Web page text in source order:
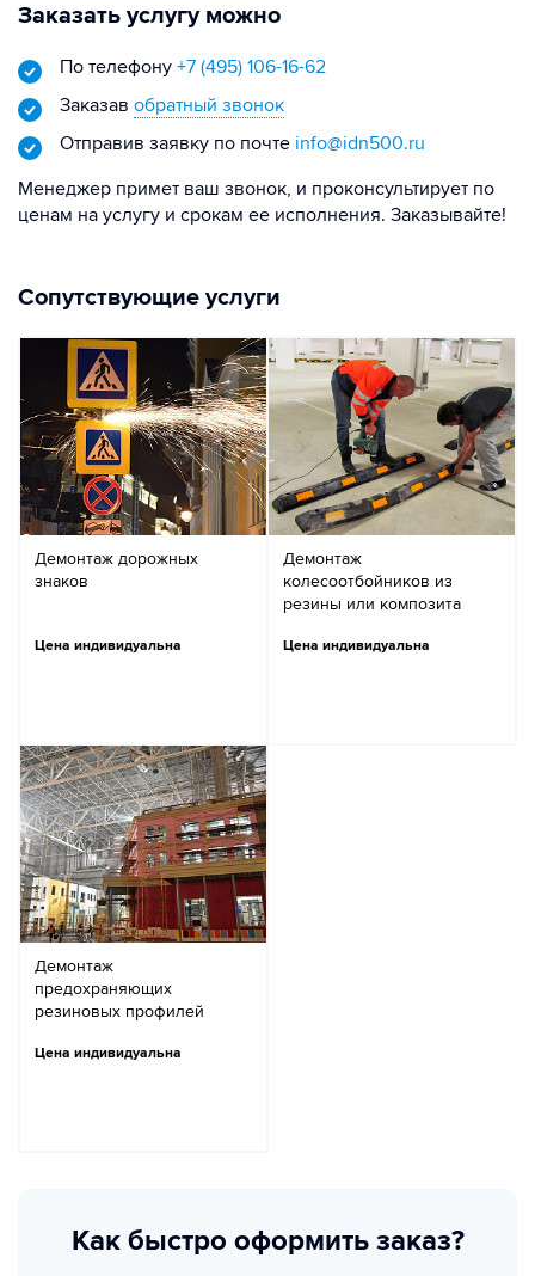
Заказать услугу можно
По телефону +7 (495) 106-16-62
Заказав обратный звонок
Отправив заявку по почте info@idn500.ru
Менеджер примет ваш звонок, и проконсультирует по
ценам на услугу и срокам ее исполнения. Заказывайте!
Сопутствующие услуги
Демонтаж дорожных
знаков
Цена индивидуальна
Демонтаж
колесоотбойников из
резины или композита
Цена индивидуальна
Демонтаж
предохраняющих
резиновых профилей
Цена индивидуальна
Как быстро оформить заказ?